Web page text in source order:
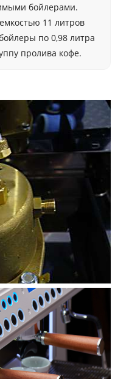
бойлерами.
11 литров
по 0,98 литра
пролива кофе.